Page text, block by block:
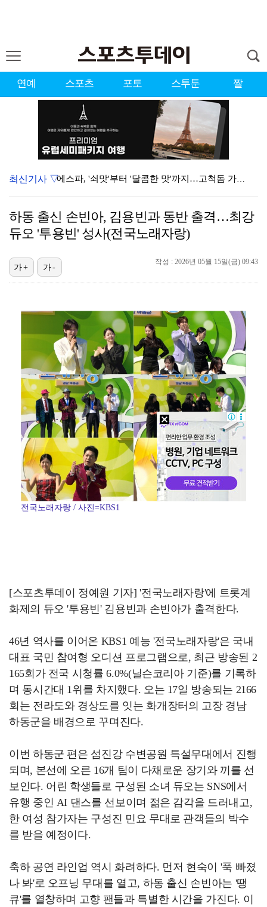
연예 스포츠 포토 스투툰 짤
에스파, '쇠맛'부터 '달콤한 맛'까지…고척돔 가득 채…
에스파, 고척돔 입성…공연 시작 40분 만에 첫 인사 …
박지민 아나운서 "발리까지 갔는데…'피의 게임2' 출연…
에스파 고척돔 공연에 반가운 얼굴…아이들 미연·트와이스…
맨시티 마레스카 감독 "이강인은 훌륭한 선수…아틀레티코…
"언론사 대표·국회의원도"…최연청, 판사 남편까지 화려…
'서명관·야고 연속골' 울산, 동해안 더비서 포항 제압…
최신기사 ▽
하동 출신 손빈아, 김용빈과 동반 출격…최강
듀오 '투용빈' 성사(전국노래자랑)
작성 : 2026년 05월 15일(금) 09:43
가+ 가-
전국노래자랑 / 사진=KBS1
[스포츠투데이 정예원 기자] '전국노래자랑'에 트롯계
화제의 듀오 '투용빈' 김용빈과 손빈아가 출격한다.
46년 역사를 이어온 KBS1 예능 '전국노래자랑'은 국내
대표 국민 참여형 오디션 프로그램으로, 최근 방송된 2
165회가 전국 시청률 6.0%(닐슨코리아 기준)를 기록하
며 동시간대 1위를 차지했다. 오는 17일 방송되는 2166
회는 전라도와 경상도를 잇는 화개장터의 고장 경남
하동군을 배경으로 꾸며진다.
이번 하동군 편은 섬진강 수변공원 특설무대에서 진행
되며, 본선에 오른 16개 팀이 다채로운 장기와 끼를 선
보인다. 어린 학생들로 구성된 소녀 듀오는 SNS에서
유행 중인 AI 댄스를 선보이며 젊은 감각을 드러내고,
한 여성 참가자는 구성진 민요 무대로 관객들의 박수
를 받을 예정이다.
축하 공연 라인업 역시 화려하다. 먼저 현숙이 '푹 빠졌
나 봐'로 오프닝 무대를 열고, 하동 출신 손빈아는 '땡
큐'를 열창하며 고향 팬들과 특별한 시간을 가진다. 이